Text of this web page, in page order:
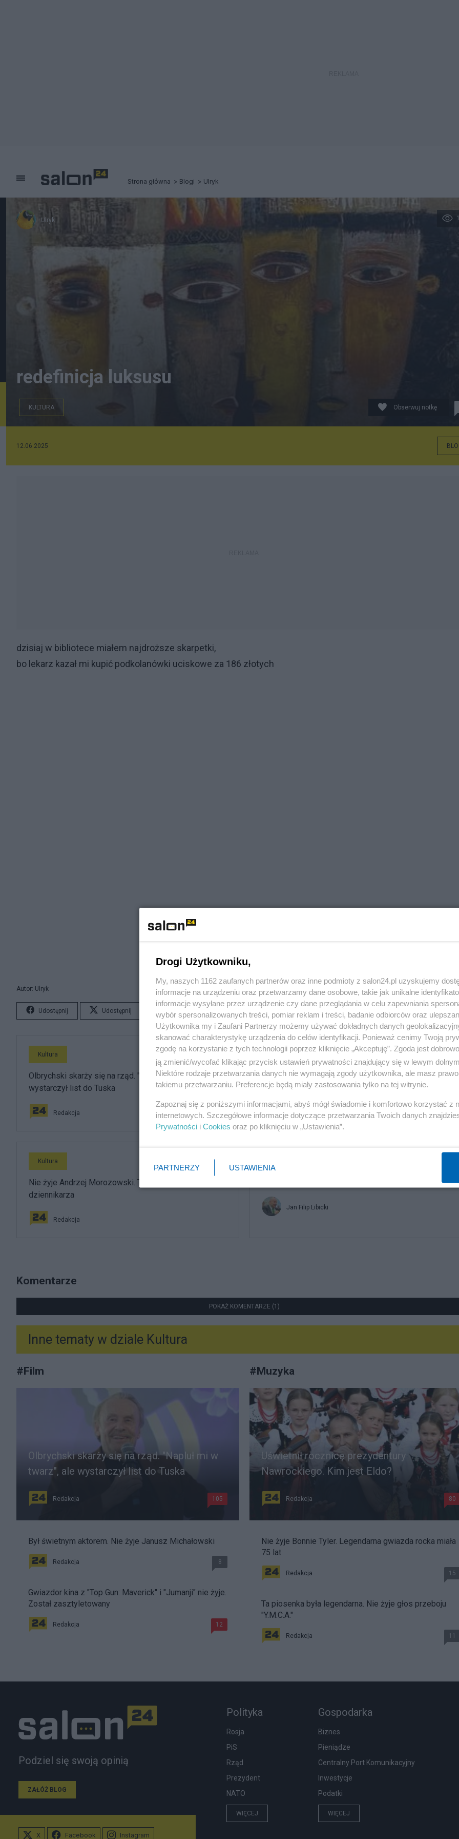
Strona główna Blogi Ulryk
Ulryk
redefinicja luksusu
KULTURA Obserwuj notkę
12.06.2025
dzisiaj w bibliotece miałem najdroższe skarpetki,
bo lekarz kazał mi kupić podkolanówki uciskowe za 186 złotych
Autor: Ulryk
Udostępnij Udostępnij Lubię to! Skomentuj 1 Obserwuj notkę
Kultura
Olbrychski skarży się na rząd. "Napluł mi w twarz", ale
wystarczył list do Tuska
Redakcja
Kultura
Uświetnił rocznicę prezydentury Nawrockiego. Kim jest
Eldo?
Redakcja
Kultura
Nie żyje Andrzej Morozowski. TVN24 żegna
dziennikarza
Redakcja
Czy Miłosz Kłeczek będzie prowadził program nago?
Jan Filip Libicki
Komentarze
POKAŻ KOMENTARZE (1)
Inne tematy w dziale Kultura
#Film
Olbrychski skarży się na rząd. "Napluł mi w
twarz", ale wystarczył list do Tuska
Redakcja 105
Był świetnym aktorem. Nie żyje Janusz Michałowski
Redakcja 8
Gwiazdor kina z "Top Gun: Maverick" i "Jumanji" nie żyje.
Został zasztyletowany
Redakcja 12
#Muzyka
Uświetnił rocznicę prezydentury
Nawrockiego. Kim jest Eldo?
Redakcja 80
Nie żyje Bonnie Tyler. Legendarna gwiazda rocka miała
75 lat
Redakcja 15
Ta piosenka była legendarna. Nie żyje głos przeboju
"Y.M.C.A."
Redakcja 11
Podziel się swoją opinią
ZAŁÓŻ BLOG
Polityka
Rosja
PiS
Rząd
Prezydent
NATO
WIĘCEJ
Gospodarka
Biznes
Pieniądze
Centralny Port Komunikacyjny
Inwestycje
Podatki
WIĘCEJ
X Facebook Instagram
Drogi Użytkowniku,
My, naszych 1162 zaufanych partnerów oraz inne podmioty z salon24.pl uzyskujemy
informacje na urządzeniu oraz przetwarzamy dane osobowe, takie jak unikalne
informacje wysyłane przez urządzenie czy dane przeglądania w celu zapewniania
wybór spersonalizowanych treści, pomiar reklam i treści, badanie odbiorców oraz
Użytkownika my i Zaufani Partnerzy możemy używać dokładnych danych
skanować charakterystykę urządzenia do celów identyfikacji. Ponieważ cenimy Twoją
zgodę na korzystanie z tych technologii poprzez kliknięcie „Akceptuję”. Zgoda jest
ją zmienić/wycofać klikając przycisk ustawień prywatności znajdujący się w lewym
Niektóre rodzaje przetwarzania danych nie wymagają zgody użytkownika, ale masz
takiemu przetwarzaniu. Preferencje będą miały zastosowania tylko na tej witrynie.
Zapoznaj się z poniższymi informacjami, abyś mógł świadomie i komfortowo korzystać z
internetowych. Szczegółowe informacje dotyczące przetwarzania Twoich danych
Prywatności i Cookies oraz po kliknięciu w „Ustawienia”.
PARTNERZY USTAWIENIA